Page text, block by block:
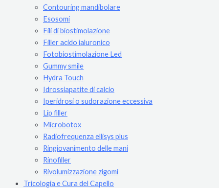
Contouring mandibolare
Esosomi
Fili di biostimolazione
Filler acido ialuronico
Fotobiostimolazione Led
Gummy smile
Hydra Touch
Idrossiapatite di calcio
Iperidrosi o sudorazione eccessiva
Lip filler
Microbotox
Radiofrequenza ellisys plus
Ringiovanimento delle mani
Rinofiller
Rivolumizzazione zigomi
Tricologia e Cura del Capello